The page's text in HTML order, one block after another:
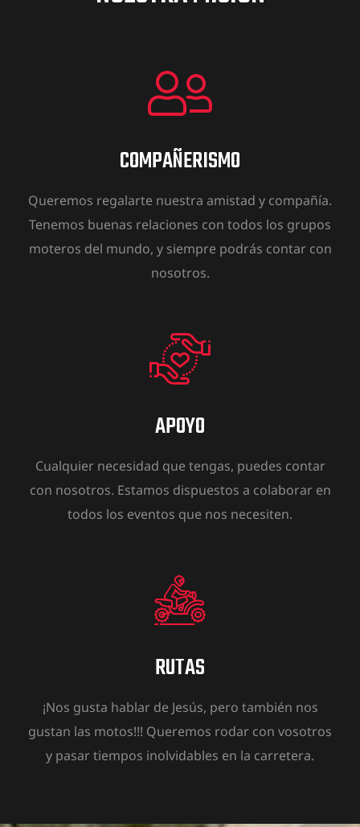
COMPAÑERISMO
Queremos regalarte nuestra amistad y compañía.
Tenemos buenas relaciones con todos los grupos
moteros del mundo, y siempre podrás contar con
nosotros.
APOYO
Cualquier necesidad que tengas, puedes contar
con nosotros. Estamos dispuestos a colaborar en
todos los eventos que nos necesiten.
RUTAS
¡Nos gusta hablar de Jesús, pero también nos
gustan las motos!!! Queremos rodar con vosotros
y pasar tiempos inolvidables en la carretera.